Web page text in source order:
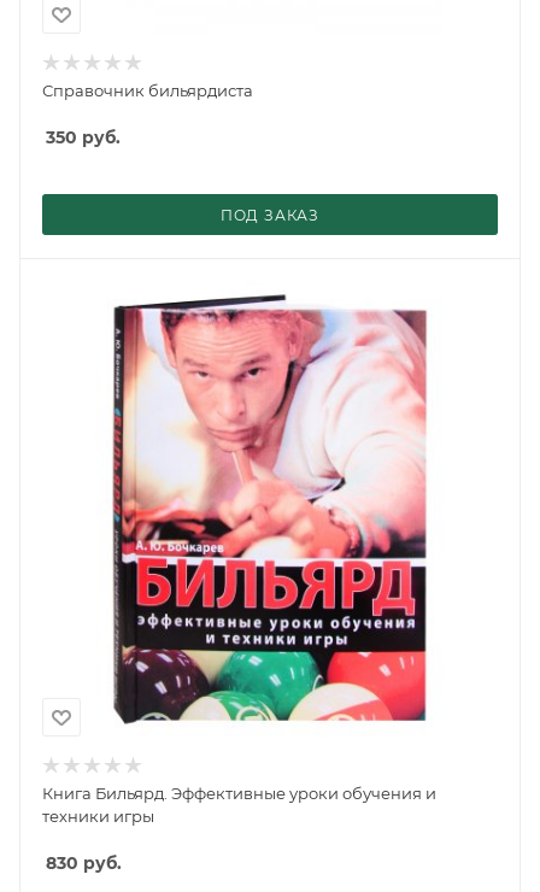
Справочник бильярдиста
350 руб.
ПОД ЗАКАЗ
Книга Бильярд. Эффективные уроки обучения и
техники игры
830 руб.